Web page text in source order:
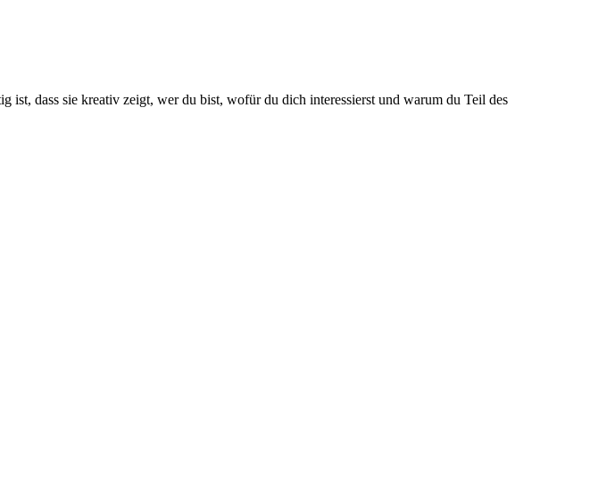
dass sie kreativ zeigt, wer du bist, wofür du dich interessierst und warum du Teil des